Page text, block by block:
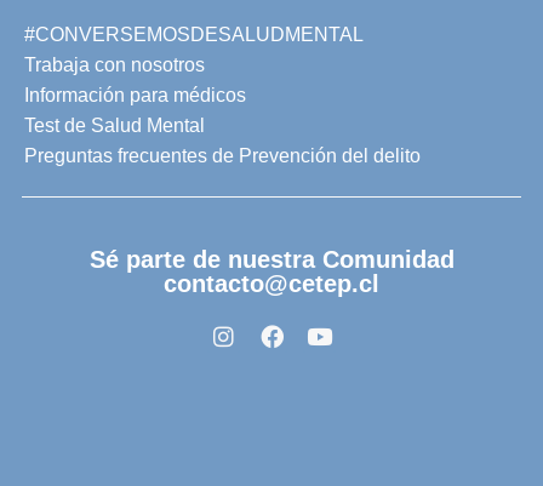
#CONVERSEMOSDESALUDMENTAL
Trabaja con nosotros
Información para médicos
Test de Salud Mental
Preguntas frecuentes de Prevención del delito
Sé parte de nuestra Comunidad
contacto@cetep.cl